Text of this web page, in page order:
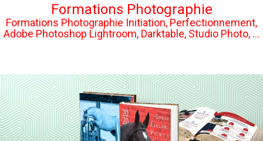
Formations Photographie
Formations Photographie Initiation, Perfectionnement,
Adobe Photoshop Lightroom, Darktable, Studio Photo, ...